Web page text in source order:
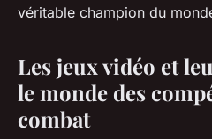
véritable champion du
Les jeux vidéo et
le monde des
combat